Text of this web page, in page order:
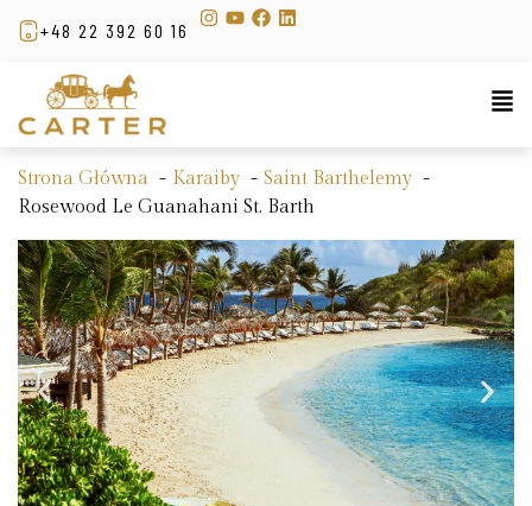
+48 22 392 60 16
Strona Główna Karaiby
Saint Barthelemy
Rosewood Le Guanahani St. Barth